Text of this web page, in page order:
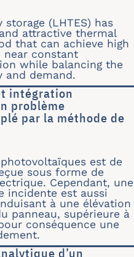
(LHTES) has
attractive thermal
that can achieve high
near constant
while balancing the
and demand.
intégration
problème
par la méthode de
est de
sous forme de
Cependant, une
incidente est aussi
à une élévation
panneau, supérieure à
conséquence une
d’un